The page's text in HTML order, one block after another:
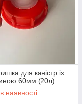
для каністр із
60мм (20л)
наявності